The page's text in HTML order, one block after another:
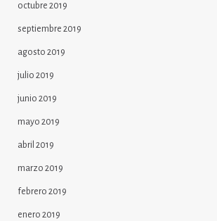
octubre 2019
septiembre 2019
agosto 2019
julio 2019
junio 2019
mayo 2019
abril 2019
marzo 2019
febrero 2019
enero 2019